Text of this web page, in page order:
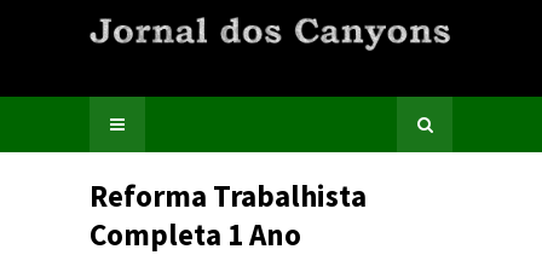
Reforma Trabalhista
Completa 1 Ano